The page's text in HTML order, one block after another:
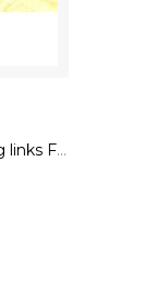
Abdeckung Fussraumabdeckung links Ford Fiesta 5 V Fahrerseite 2S61A060A83ADW